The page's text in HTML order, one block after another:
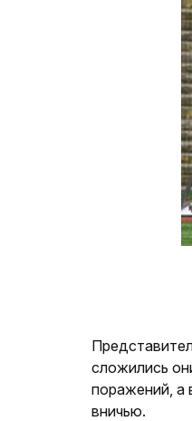
сложились
поражений, а
вничью.